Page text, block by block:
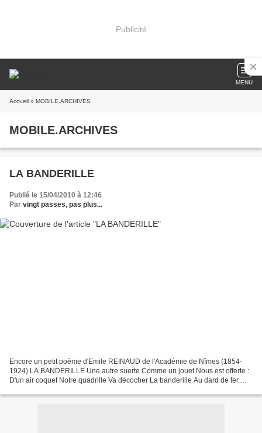
Publicité
MENU
Accueil » MOBILE.ARCHIVES
MOBILE.ARCHIVES
LA BANDERILLE
Publié le 15/04/2010 à 12:46
Par vingt passes, pas plus...
Encore un petit poème d'Emile REINAUD de l'Académie de Nîmes (1854-
1924) LA BANDERILLE Une autre suerte Comme un jouet Nous est offerte :
D'un air coquet Notre quadrille Va décocher La banderille Au dard de fer.